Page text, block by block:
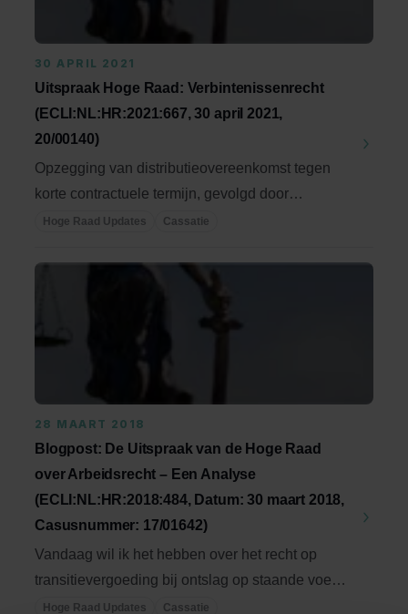
30 APRIL 2021
Uitspraak Hoge Raad: Verbintenissenrecht
(ECLI:NL:HR:2021:667, 30 april 2021,
20/00140)
Opzegging van distributieovereenkomst tegen
korte contractuele termijn, gevolgd door
opzegging ...
Hoge Raad Updates Cassatie
28 MAART 2018
Blogpost: De Uitspraak van de Hoge Raad
over Arbeidsrecht – Een Analyse
(ECLI:NL:HR:2018:484, Datum: 30 maart 2018,
Casusnummer: 17/01642)
Vandaag wil ik het hebben over het recht op
transitievergoeding bij ontslag op staande voet,
...Hoge Raad Updates Cassatie